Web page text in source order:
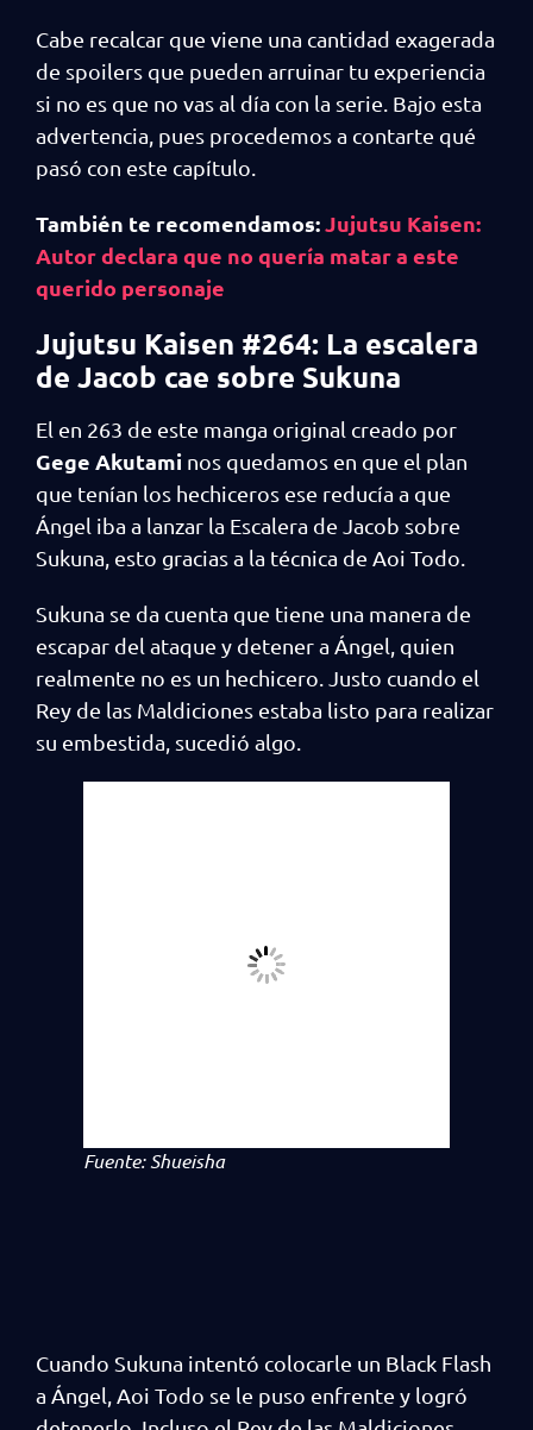
Cabe recalcar que viene una cantidad exagerada
de spoilers que pueden arruinar tu experiencia
si no es que no vas al día con la serie. Bajo esta
advertencia, pues procedemos a contarte qué
pasó con este capítulo.
También te recomendamos:Jujutsu Kaisen:
Autor declara que no quería matar a este
querido personaje
Jujutsu Kaisen #264: La escalera
de Jacob cae sobre Sukuna
El en 263 de este manga original creado por
Gege Akutami nos quedamos en que el plan
que tenían los hechiceros ese reducía a que
Ángel iba a lanzar la Escalera de Jacob sobre
Sukuna, esto gracias a la técnica de Aoi Todo.
Sukuna se da cuenta que tiene una manera de
escapar del ataque y detener a Ángel, quien
realmente no es un hechicero. Justo cuando el
Rey de las Maldiciones estaba listo para realizar
su embestida, sucedió algo.
Fuente: Shueisha
Cuando Sukuna intentó colocarle un Black Flash
a Ángel, Aoi Todo se le puso enfrente y logró